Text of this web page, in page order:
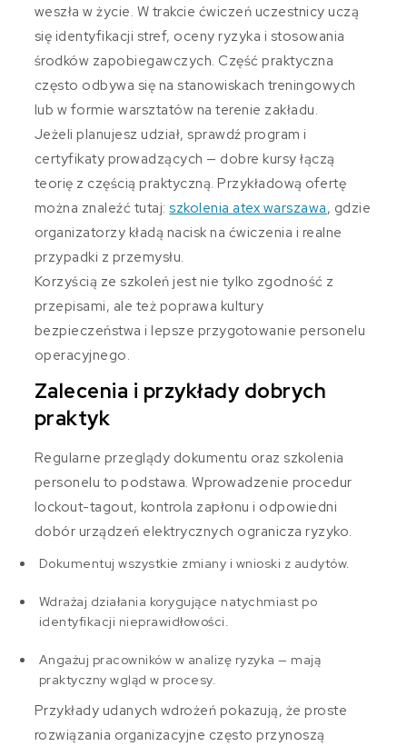
weszła w życie. W trakcie ćwiczeń uczestnicy uczą
się identyfikacji stref, oceny ryzyka i stosowania
środków zapobiegawczych. Część praktyczna
często odbywa się na stanowiskach treningowych
lub w formie warsztatów na terenie zakładu.
Jeżeli planujesz udział, sprawdź program i
certyfikaty prowadzących — dobre kursy łączą
teorię z częścią praktyczną. Przykładową ofertę
można znaleźć tutaj:szkolenia atex warszawa, gdzie
organizatorzy kładą nacisk na ćwiczenia i realne
przypadki z przemysłu.
Korzyścią ze szkoleń jest nie tylko zgodność z
przepisami, ale też poprawa kultury
bezpieczeństwa i lepsze przygotowanie personelu
operacyjnego.
Zalecenia i przykłady dobrych
praktyk
Regularne przeglądy dokumentu oraz szkolenia
personelu to podstawa. Wprowadzenie procedur
lockout-tagout, kontrola zapłonu i odpowiedni
dobór urządzeń elektrycznych ogranicza ryzyko.
Dokumentuj wszystkie zmiany i wnioski z audytów.
Wdrażaj działania korygujące natychmiast po
identyfikacji nieprawidłowości.
Angażuj pracowników w analizę ryzyka — mają
praktyczny wgląd w procesy.
Przykłady udanych wdrożeń pokazują, że proste
rozwiązania organizacyjne często przynoszą